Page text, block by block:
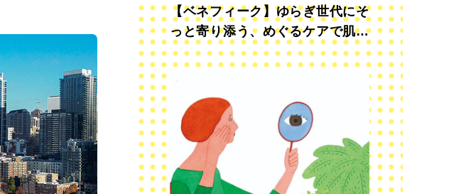
【ベネフィーク】ゆらぎ世代にそ
っと寄り添う、めぐるケアで肌も
心も前向きに